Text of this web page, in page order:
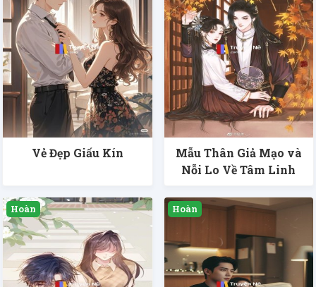
Vẻ Đẹp Giấu Kín
Mẫu Thân Giả Mạo và
Nỗi Lo Về Tâm Linh